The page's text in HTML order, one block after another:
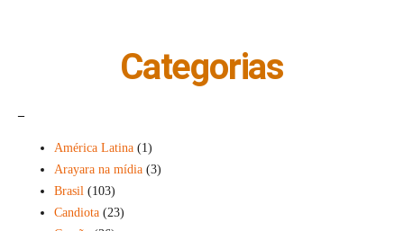
Categorias
América Latina (1)
Arayara na mídia (3)
Brasil (103)
Candiota (23)